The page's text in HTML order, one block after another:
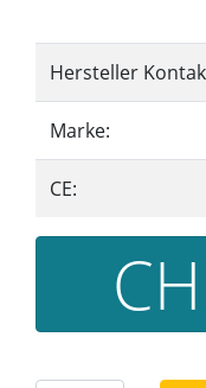
Hersteller
Marke:
CE: